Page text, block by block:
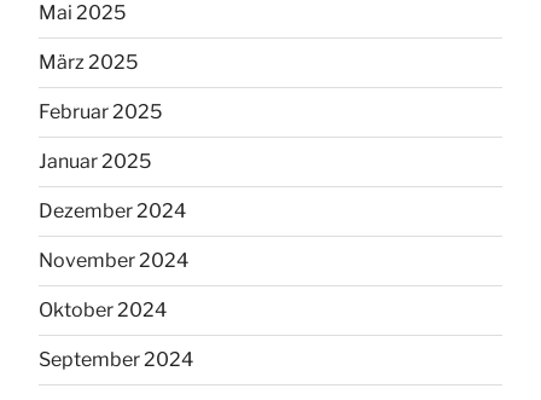
Mai 2025
März 2025
Februar 2025
Januar 2025
Dezember 2024
November 2024
Oktober 2024
September 2024